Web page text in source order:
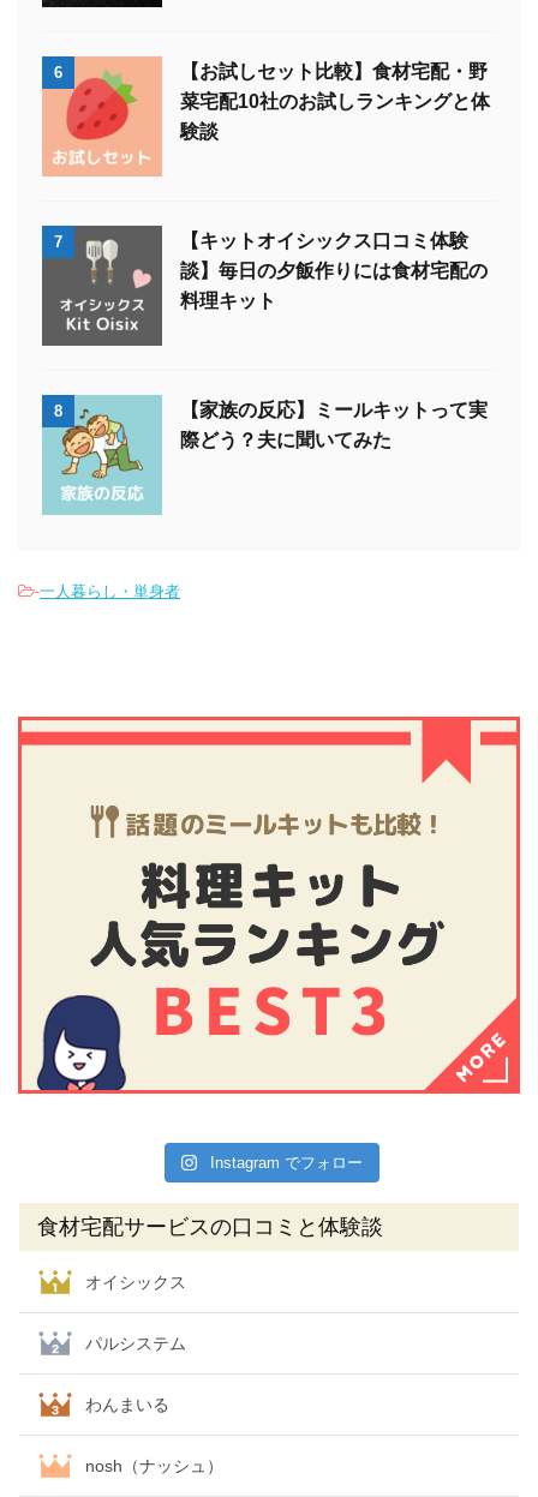
6
【お試しセット比較】食材宅配・野
菜宅配10社のお試しランキングと体
験談
7
【キットオイシックス口コミ体験
談】毎日の夕飯作りには食材宅配の
料理キット
8
【家族の反応】ミールキットって実
際どう？夫に聞いてみた
-一人暮らし・単身者
Instagram でフォロー
食材宅配サービスの口コミと体験談
オイシックス
パルシステム
わんまいる
nosh（ナッシュ）